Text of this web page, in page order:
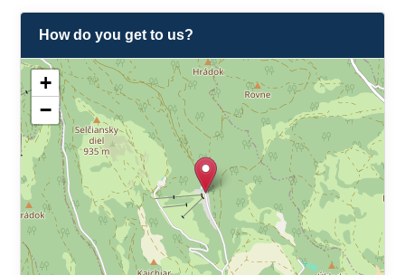
How do you get to us?
+
−